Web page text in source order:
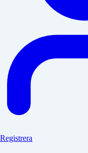
Registrera